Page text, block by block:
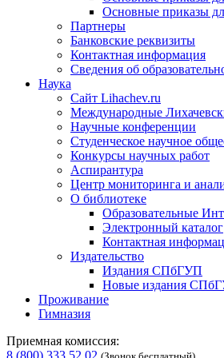
Основные приказы
Партнеры
Банковские реквизиты
Контактная информация
Сведения об
Наука
Сайт Lihachev.ru
Международные
Научные конференции
Студенческое научное
Конкурсы научных работ
Аспирантура
Центр мониторинга и
О библиотеке
Образовательные
Электронный каталог
Контактная
Издательство
Издания СПбГУП
Новые издания
Проживание
Гимназия
Приемная комиссия:
8 (800) 333 52 02